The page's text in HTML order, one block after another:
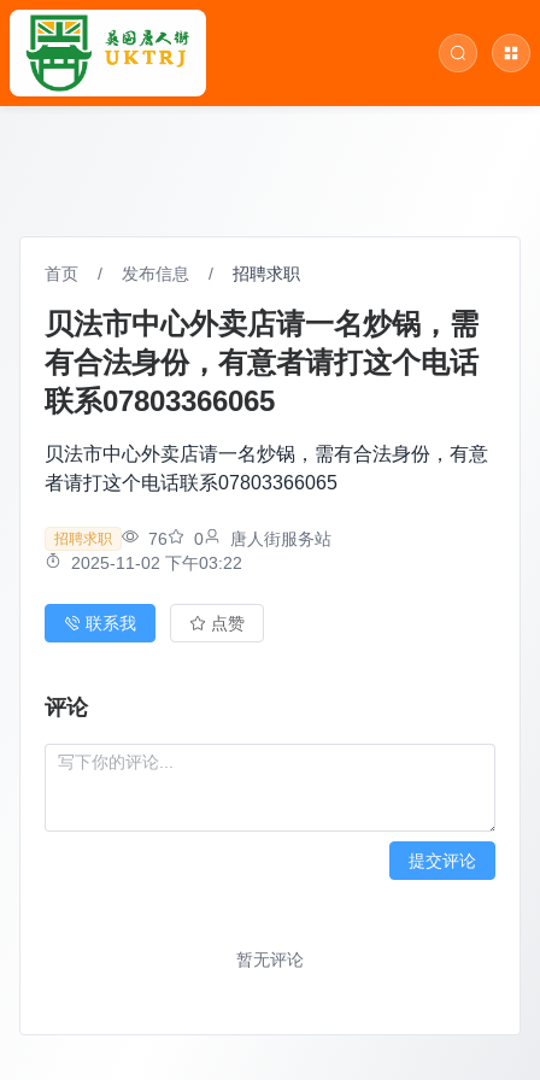
首页 / 发布信息 / 招聘求职
贝法市中心外卖店请一名炒锅，需
有合法身份，有意者请打这个电话
联系07803366065
贝法市中心外卖店请一名炒锅，需有合法身份，有意
者请打这个电话联系07803366065
招聘求职 76 0
唐人街服务站
2025-11-02 下午03:22
联系我 点赞
评论
提交评论
暂无评论